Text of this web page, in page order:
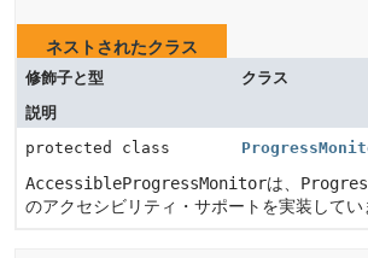
ネストされたクラス
修飾子と型
クラス
説明
protected class
AccessibleProgressMonitorは、
のアクセシビリティ・サポートを実装してい